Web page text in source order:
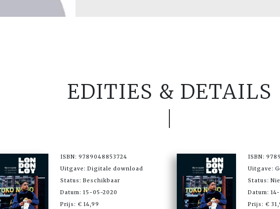
EDITIES & DETAILS
ISBN: 9789048853724
Uitgave: Digitale download
Status: Beschikbaar
Datum: 15-05-2020
Prijs: € 14,99
ISBN:
Uitgave:
Status:
Datum:
Prijs: €